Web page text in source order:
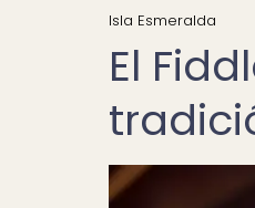
Isla Esmeralda
El